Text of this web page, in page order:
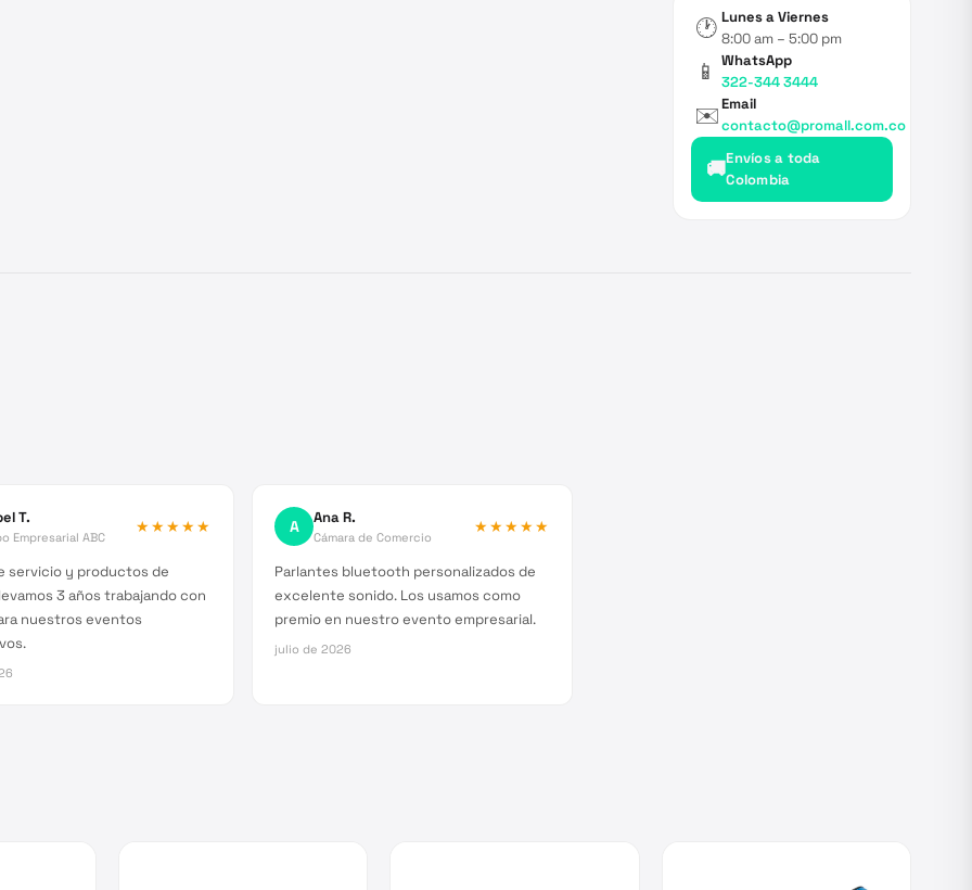
🕐 Lunes a Viernes
8:00 am – 5:00 pm
📱
WhatsApp
322-344 3444
✉️Email
contacto@promall.com.co
🚚Envíos a toda
Colombia
T.
Empresarial ABC
★★★★★
servicio y productos de
3 años trabajando con
nuestros eventos
A Ana R.
Cámara de Comercio
★★★★★
Parlantes bluetooth personalizados de
excelente sonido. Los usamos como
premio en nuestro evento empresarial.
julio de 2026